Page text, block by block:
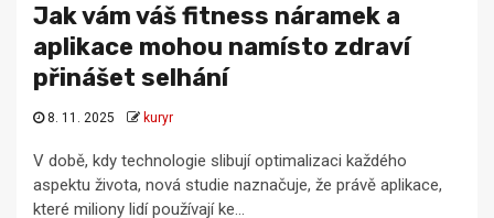
Jak vám váš fitness náramek a
aplikace mohou namísto zdraví
přinášet selhání
8. 11. 2025 kuryr
V době, kdy technologie slibují optimalizaci každého
aspektu života, nová studie naznačuje, že právě aplikace,
které miliony lidí používají ke...